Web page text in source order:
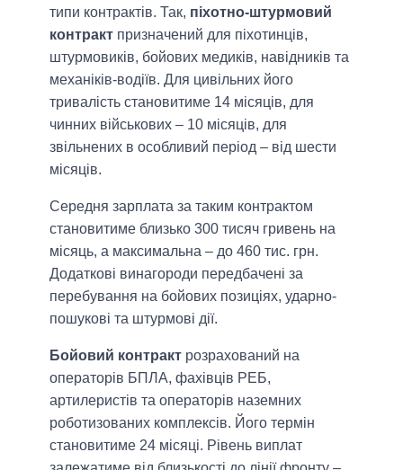
типи контрактів. Так, піхотно-штурмовий
контракт призначений для піхотинців,
штурмовиків, бойових медиків, навідників та
механіків-водіїв. Для цивільних його
тривалість становитиме 14 місяців, для
чинних військових – 10 місяців, для
звільнених в особливий період – від шести
місяців.
Середня зарплата за таким контрактом
становитиме близько 300 тисяч гривень на
місяць, а максимальна – до 460 тис. грн.
Додаткові винагороди передбачені за
перебування на бойових позиціях, ударно-
пошукові та штурмові дії.
Бойовий контракт розрахований на
операторів БПЛА, фахівців РЕБ,
артилеристів та операторів наземних
роботизованих комплексів. Його термін
становитиме 24 місяці. Рівень виплат